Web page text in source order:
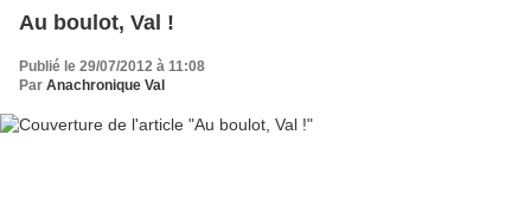
Au boulot, Val !
Publié le 29/07/2012 à 11:08
Par Anachronique Val